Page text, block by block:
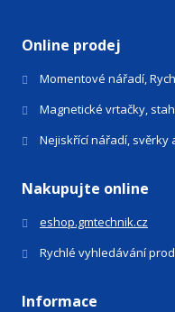
odeslat.
Online prodej
Momentové nářadí,
Magnetické vrtačky,
Nejiskřící nářadí, svěrky
Nakupujte online
eshop.gmtechnik.cz
Rychlé vyhledávání
Informace